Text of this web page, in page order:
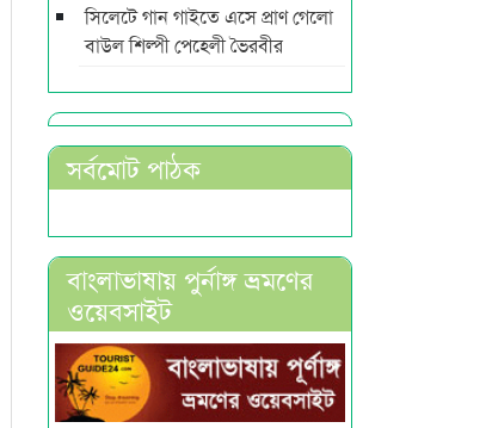
সিলেটে গান গাইতে এসে প্রাণ গেলো
বাউল শিল্পী পেহেলী ভৈরবীর
সর্বমোট পাঠক
বাংলাভাষায় পুর্নাঙ্গ ভ্রমণের
ওয়েবসাইট